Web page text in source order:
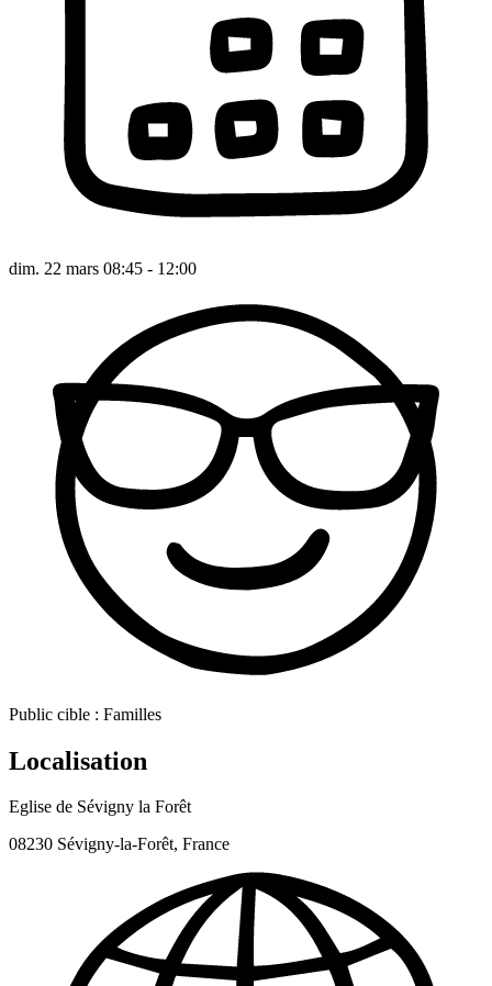
dim. 22 mars 08:45 - 12:00
Public cible : Familles
Localisation
Eglise de Sévigny la Forêt
08230 Sévigny-la-Forêt, France